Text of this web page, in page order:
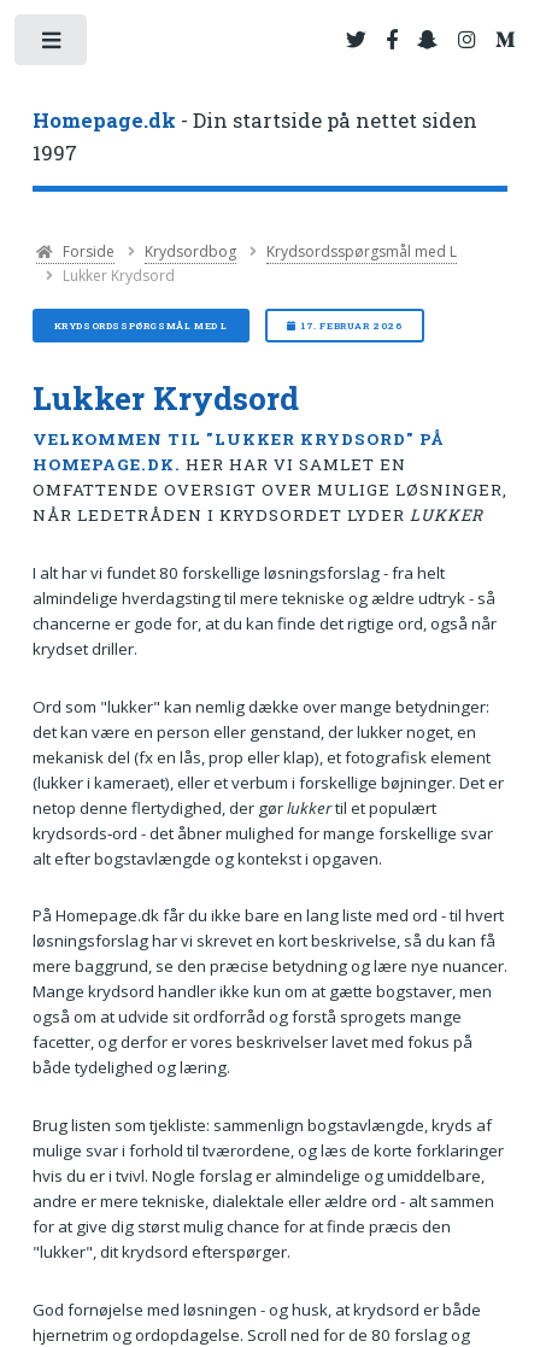
Homepage.dk - Din startside på nettet siden
1997
Forside Krydsordbog
Krydsordsspørgsmål med L
Lukker Krydsord
KRYDSORDSSPØRGSMÅL MED L 17. FEBRUAR 2026
Lukker Krydsord
VELKOMMEN TIL "LUKKER KRYDSORD" PÅ
HOMEPAGE.DK. HER HAR VI SAMLET EN
OMFATTENDE OVERSIGT OVER MULIGE LØSNINGER,
NÅR LEDETRÅDEN I KRYDSORDET LYDER LUKKER
I alt har vi fundet 80 forskellige løsningsforslag - fra helt
almindelige hverdagsting til mere tekniske og ældre udtryk - så
chancerne er gode for, at du kan finde det rigtige ord, også når
krydset driller.
Ord som "lukker" kan nemlig dække over mange betydninger:
det kan være en person eller genstand, der lukker noget, en
mekanisk del (fx en lås, prop eller klap), et fotografisk element
(lukker i kameraet), eller et verbum i forskellige bøjninger. Det er
netop denne flertydighed, der gørlukkertil et populært
krydsords‑ord - det åbner mulighed for mange forskellige svar
alt efter bogstavlængde og kontekst i opgaven.
På Homepage.dk får du ikke bare en lang liste med ord - til hvert
løsningsforslag har vi skrevet en kort beskrivelse, så du kan få
mere baggrund, se den præcise betydning og lære nye nuancer.
Mange krydsord handler ikke kun om at gætte bogstaver, men
også om at udvide sit ordforråd og forstå sprogets mange
facetter, og derfor er vores beskrivelser lavet med fokus på
både tydelighed og læring.
Brug listen som tjekliste: sammenlign bogstavlængde, kryds af
mulige svar i forhold til tværordene, og læs de korte forklaringer
hvis du er i tvivl. Nogle forslag er almindelige og umiddelbare,
andre er mere tekniske, dialektale eller ældre ord - alt sammen
for at give dig størst mulig chance for at finde præcis den
"lukker", dit krydsord efterspørger.
God fornøjelse med løsningen - og husk, at krydsord er både
hjernetrim og ordopdagelse. Scroll ned for de 80 forslag og